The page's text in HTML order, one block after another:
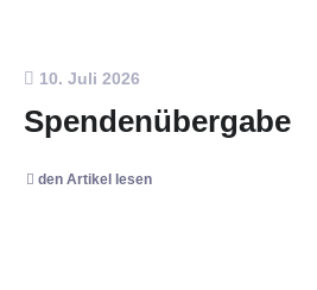
10. Juli 2026
Spendenübergabe
den Artikel lesen